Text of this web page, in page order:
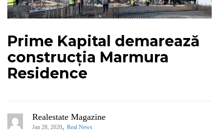
Prime Kapital demarează
construcția Marmura
Residence
Realestate Magazine
Jan 28, 2020, Real News